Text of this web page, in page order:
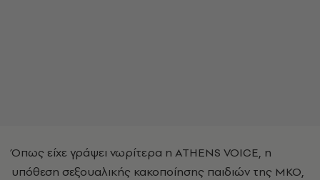
Όπως είχε γράψει νωρίτερα η ATHENS VOICE, η
υπόθεση σεξουαλικής κακοποίησης παιδιών της ΜΚΟ,